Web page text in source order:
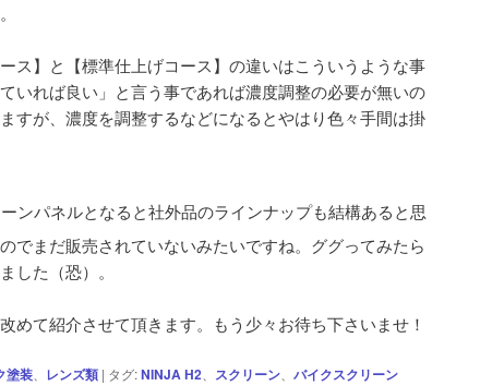
ス】と【標準仕上げコース】の違いはこういうような事
いれば良い」と言う事であれば濃度調整の必要が無いの
すが、濃度を調整するなどになるとやはり色々手間は掛
ンパネルとなると社外品のラインナップも結構あると思
でまだ販売されていないみたいですね。ググってみたら
した（恐）。
めて紹介させて頂きます。もう少々お待ち下さいませ！
塗装 レンズ類 | タグ:NINJA H2 スクリーン バイクスクリーン